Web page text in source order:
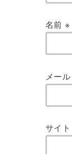
名前※
メール
サイト